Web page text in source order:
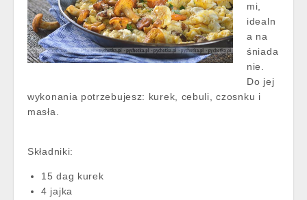
mi,
idealn
a na
śniada
nie.
Do jej
wykonania potrzebujesz: kurek, cebuli, czosnku i
masła.
Składniki:
15 dag kurek
4 jajka